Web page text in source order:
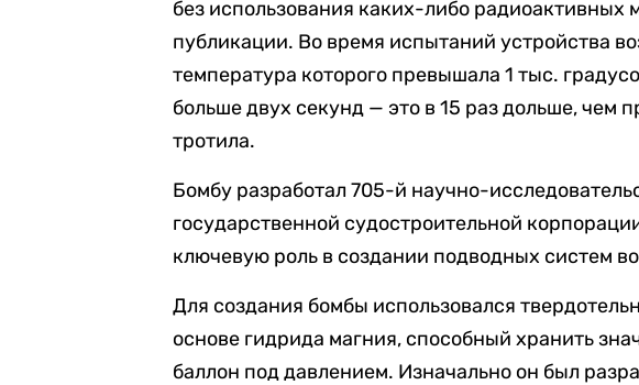
без использования каких-либо радиоактивных
публикации. Во время испытаний устройства
температура которого превышала 1 тыс.
больше двух секунд — это в 15 раз дольше, чем
тротила.
Бомбу разработал 705-й научно-
государственной судостроительной
ключевую роль в создании подводных систем
Для создания бомбы использовался
основе гидрида магния, способный хранить
баллон под давлением. Изначально он был